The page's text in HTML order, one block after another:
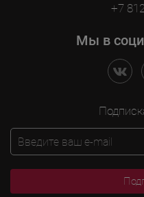
+7
Мы в